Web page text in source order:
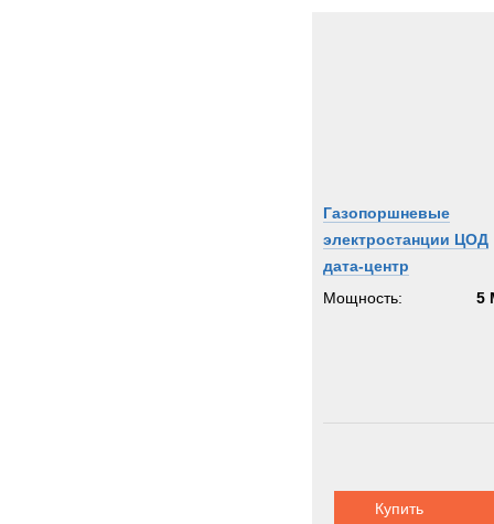
Газопоршневые
электростанции ЦОД
дата-центр
Мощность:
5
Купить